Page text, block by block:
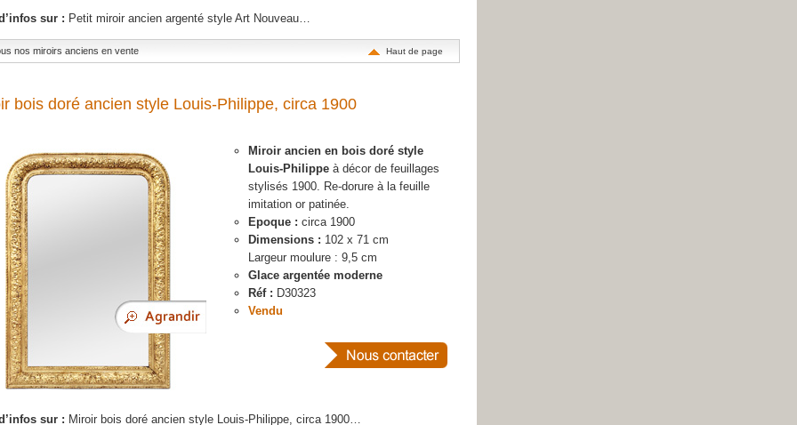
sur : Petit miroir ancien argenté style Art Nouveau…
nos miroirs anciens en vente Haut de page
bois doré ancien style Louis-Philippe, circa 1900
Miroir ancien en bois doré style
Louis-Philippe à décor de feuillages
stylisés 1900. Re-dorure à la feuille
imitation or patinée.
Epoque : circa 1900
Dimensions : 102 x 71 cm
Largeur moulure : 9,5 cm
Glace argentée moderne
Réf : D30323
Vendu
sur : Miroir bois doré ancien style Louis-Philippe, circa 1900…